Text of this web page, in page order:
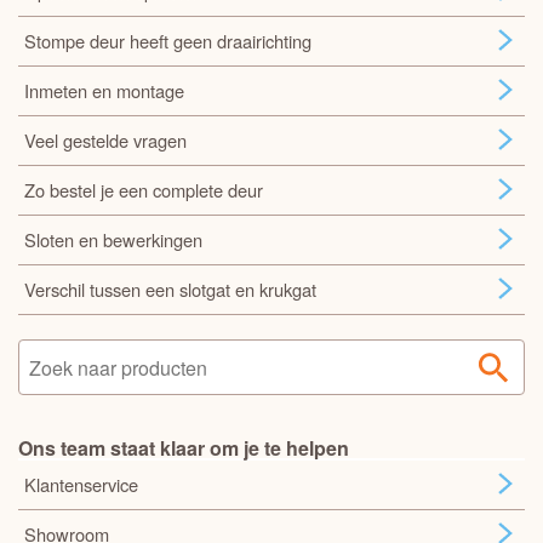
Stompe deur heeft geen draairichting
Inmeten en montage
Veel gestelde vragen
Zo bestel je een complete deur
Sloten en bewerkingen
Verschil tussen een slotgat en krukgat
Ons team staat klaar om je te helpen
Klantenservice
Showroom